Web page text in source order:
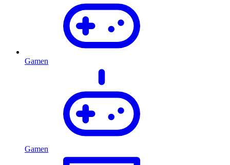
Gamen
Gamen